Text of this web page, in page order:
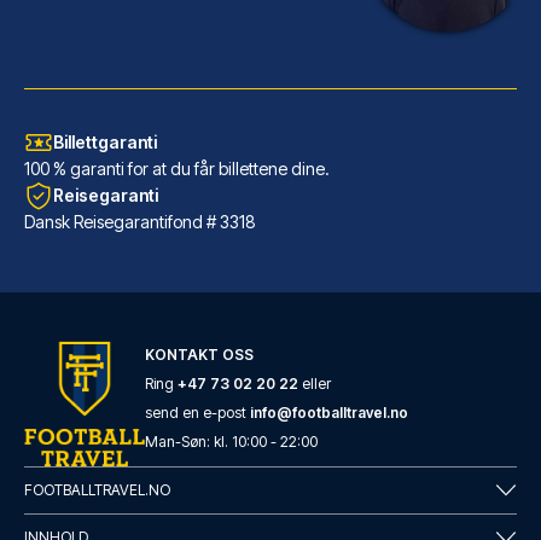
Dersom du velger URBAN LOFT Co...
LES MER OM HOTELLET
Billettgaranti
100 % garanti for at du får billettene dine.
Reisegaranti
Dansk Reisegarantifond # 3318
KONTAKT OSS
Ring +47 73 02 20 22 eller
send en e-post info@footballtravel.no
Man-Søn: kl. 10:00 - 22:00
FOOTBALLTRAVEL.NO